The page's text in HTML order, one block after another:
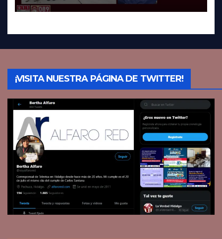
¡VISITA NUESTRA PÁGINA DE TWITTER!